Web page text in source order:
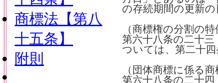
の存続期間の更新
（商標権の分割の
第六十八条の二十
ついては、第二十
（団体商標に係る
第六十八条の二十
商標法【第八
十五条】
附則